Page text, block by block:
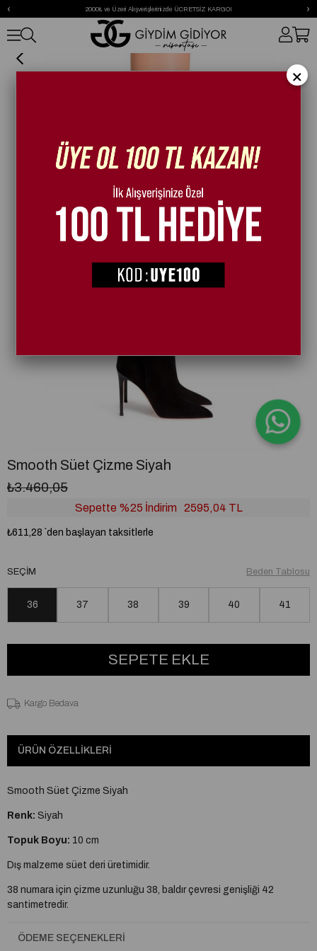
2000₺ ve Üzeri Alışverişlerinizde ÜCRETSİZ KARGO!
‹ ›
Smooth Süet Çizme Siyah
Smooth Süet Çizme Siyah
₺3.460,05
Sepette %25 İndirim 2595,04 TL
₺611,28 `den başlayan taksitlerle
Beden Tablosu
SEÇIM
36 37 38 39 40 41
Kargo Bedava
ÜRÜN ÖZELLIKLERI
Smooth Süet Çizme Siyah
Renk: Siyah
Topuk Boyu: 10 cm
Dış malzeme süet deri üretimidir.
38 numara için çizme uzunluğu 38, baldır çevresi genişliği 42
santimetredir.
santimetre farkla numaralar arası değişmektedir.
ÖDEME SEÇENEKLERI
×